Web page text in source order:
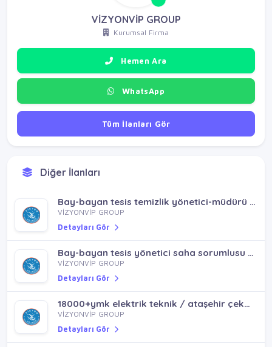
VİZYONVİP GROUP
Kurumsal Firma
Hemen Ara
WhatsApp
Tüm İlanları Gör
Diğer İlanları
Bay-bayan tesis temizlik yönetici-müdürü aranıyor / pendik sultanbeyli
VİZYONVİP GROUP
Detayları Gör
Bay-bayan tesis yönetici saha sorumlusu / pendik sultanbeyli
VİZYONVİP GROUP
Detayları Gör
18000+ymk elektrik teknik / ataşehir çekmeköy ümraniye sancaktepe emek mh
VİZYONVİP GROUP
Detayları Gör